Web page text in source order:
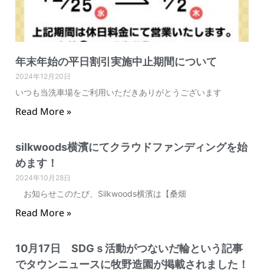
年末年始の平日割引実施中止期間について
2024年12月20日
いつも当洗車場をご利用いただきありがとうございます
Read More »
silkwoods横濱にてクラウドファンディングを始
めます！
2024年10月28日
お知らせこのたび、Silkwoods横濱は【桑畑
Read More »
10月17日 SDGｓ活動がつないだ輪という記事
でタウンニュースに牧野造園が掲載されました！